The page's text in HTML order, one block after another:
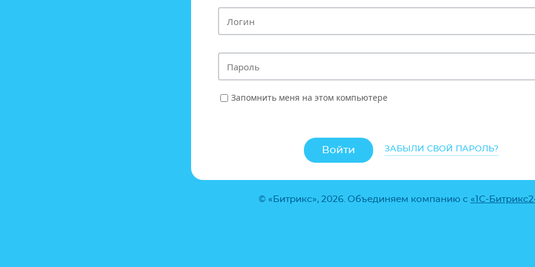
Запомнить меня на этом компьютере
ЗАБЫЛИ СВОЙ ПАРОЛЬ?
© «Битрикс», 2026. Объединяем компанию с «1С-